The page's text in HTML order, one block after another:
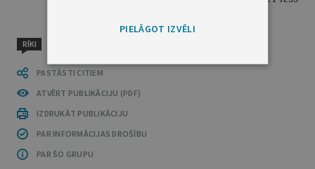
RĪKI
PASTĀSTI CITIEM
ATVĒRT PUBLIKĀCIJU (PDF)
IZDRUKĀT PUBLIKĀCIJU
PAR INFORMĀCIJAS DROŠĪBU
PAR ŠO GRUPU
PIELĀGOT IZVĒLI